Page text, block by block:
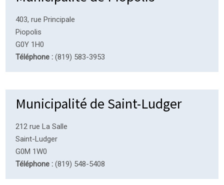
403, rue Principale
Piopolis
G0Y 1H0
Téléphone : (819) 583-3953
Municipalité de Saint-Ludger
212 rue La Salle
Saint-Ludger
G0M 1W0
Téléphone : (819) 548-5408